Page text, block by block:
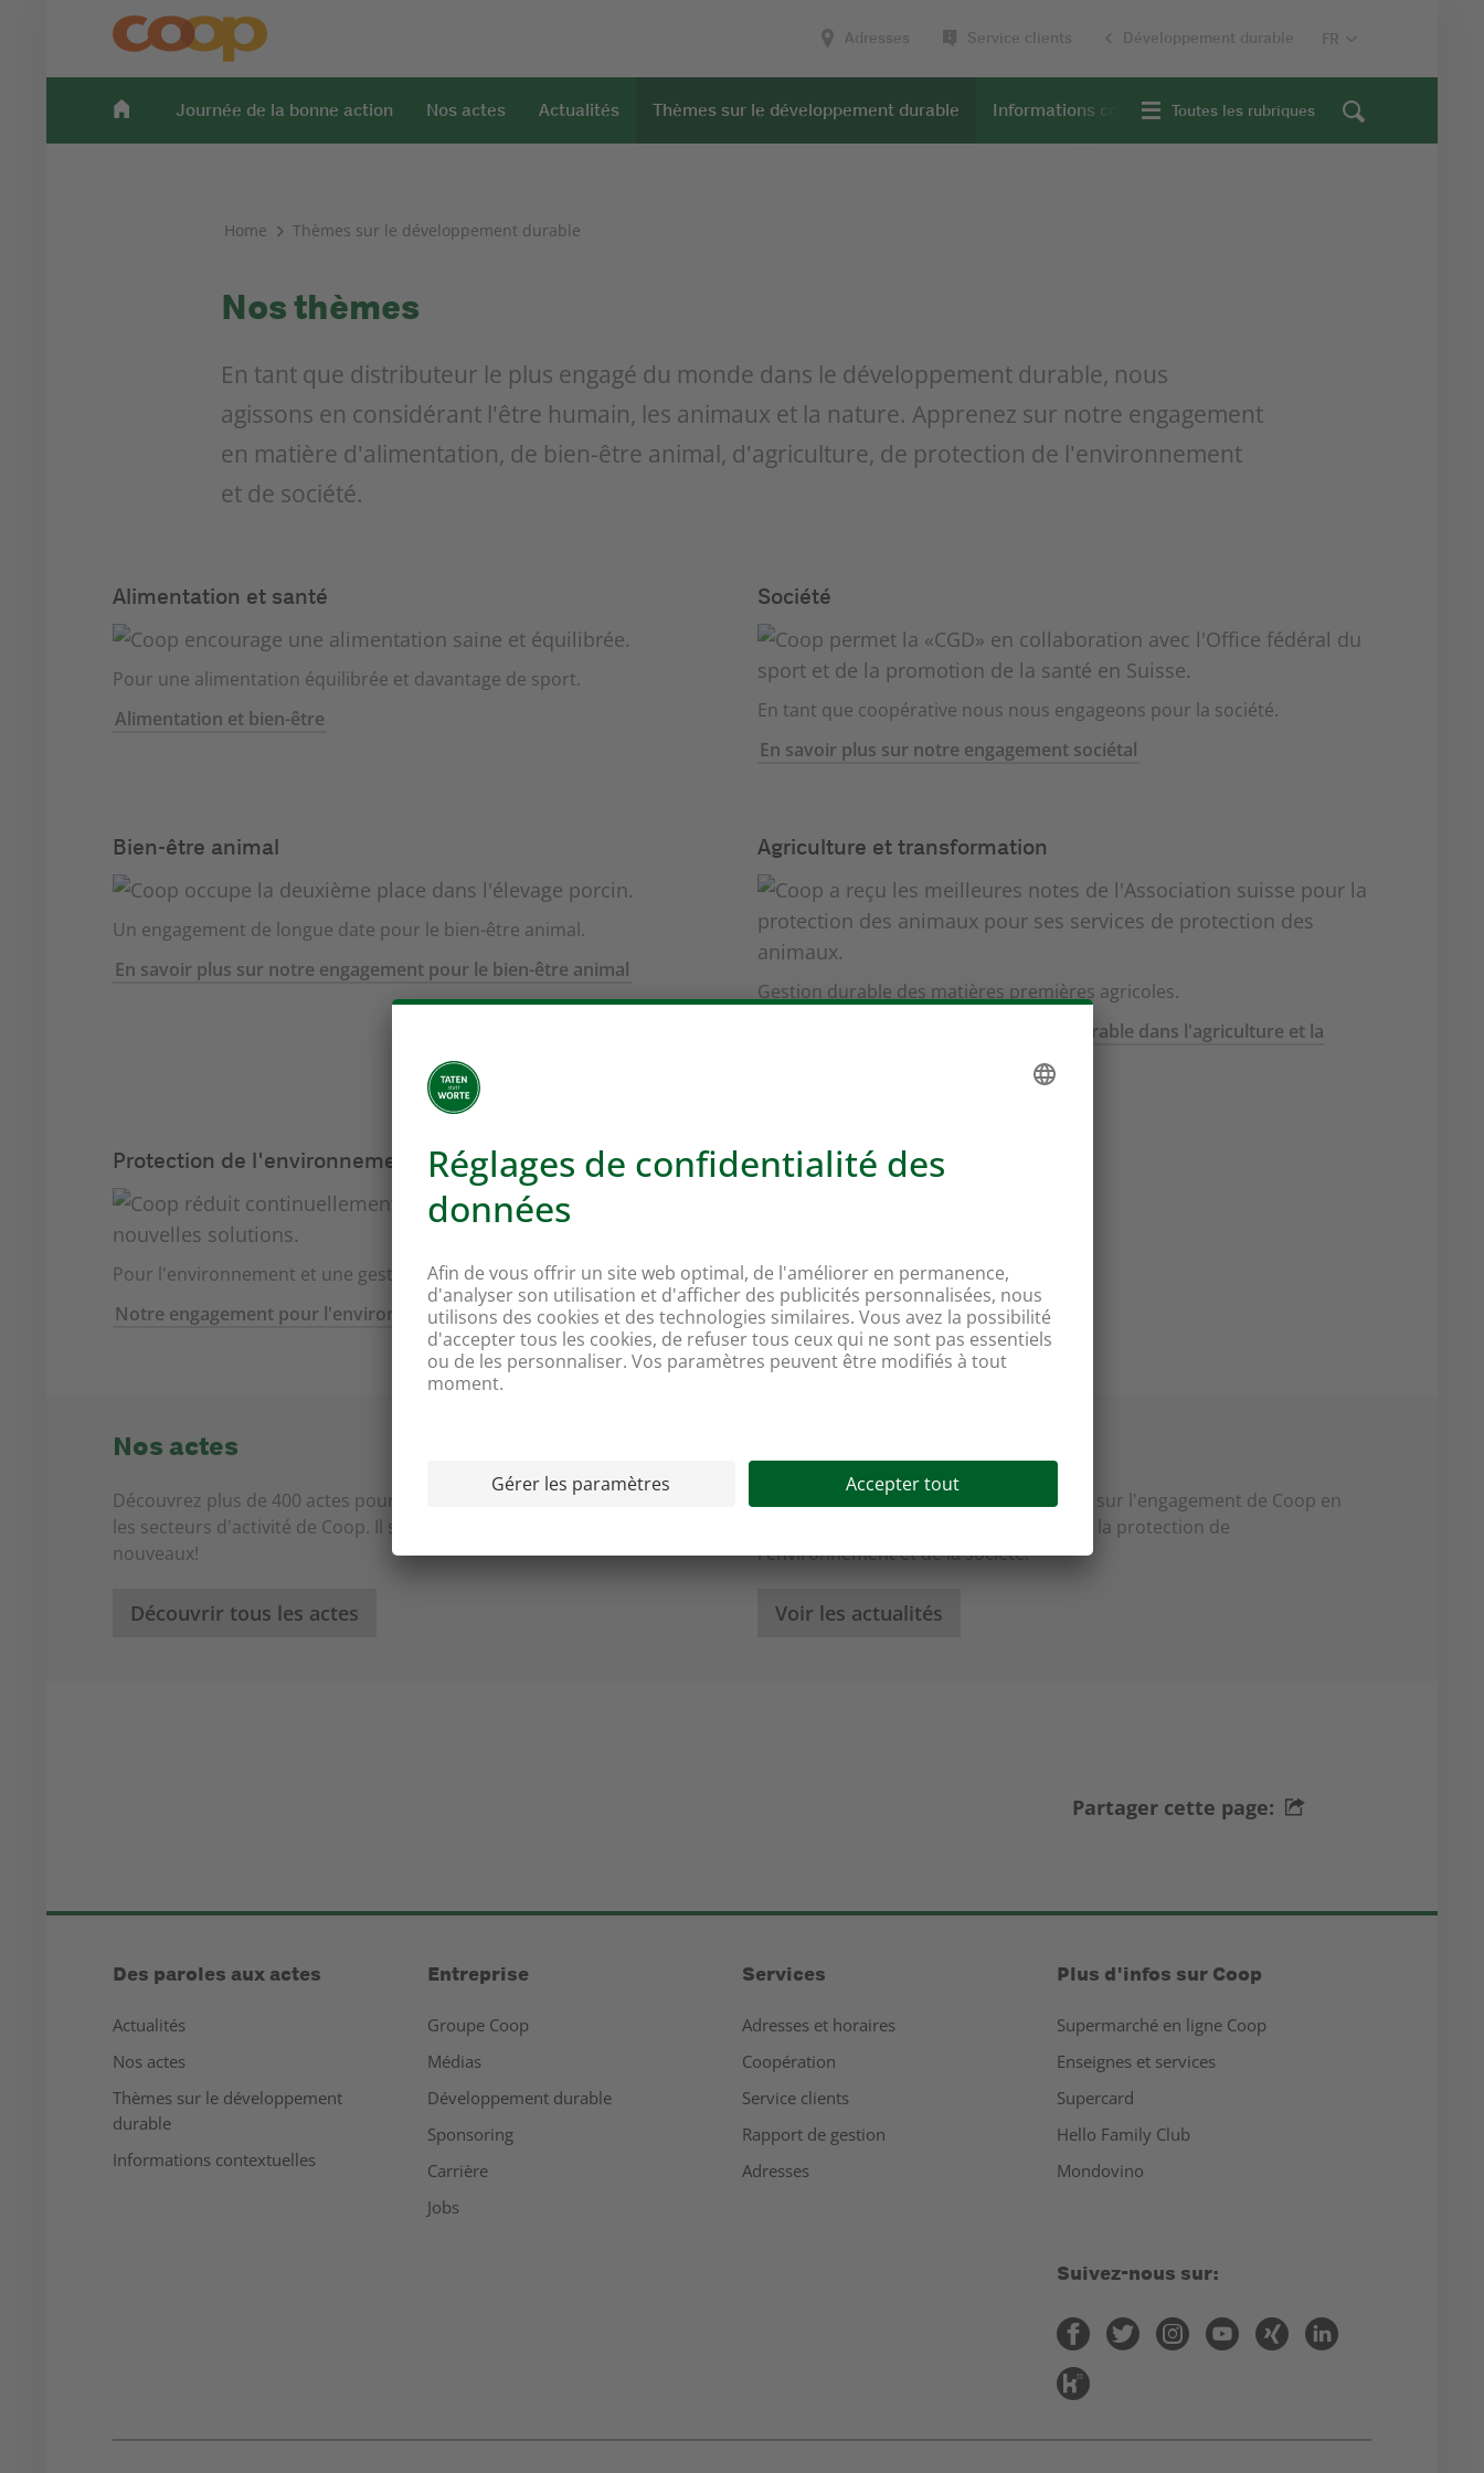
Adresses Service clients Développement durable
Journée de la bonne action Nos actes Actualités Thèmes sur le développement durable Informations contextuellesToutes les rubriques
Home Thèmes sur le développement durable
Nos thèmes
En tant que distributeur le plus engagé du monde dans le développement durable, nous
agissons en considérant l'être humain, les animaux et la nature. Apprenez sur notre engagement
en matière d'alimentation, de bien-être animal, d'agriculture, de protection de l'environnement
et de société.
Alimentation et santé
Pour une alimentation équilibrée et davantage de sport.
Alimentation et bien-être
Société
En tant que coopérative nous nous engageons pour la société.
En savoir plus sur notre engagement sociétal
Bien-être animal
Un engagement de longue date pour le bien-être animal.
En savoir plus sur notre engagement pour le bien-être animal
Agriculture et transformation
Gestion durable des matières premières agricoles.
En savoir plus sur le développement durable dans l'agriculture et la
Protection de l'environnement
Pour l'environnement et une gestion durable de l'énergie.
Notre engagement pour l'environnement
Nos actes
Découvrez plus de 400 actes pour un monde plus durable, issus de tous
les secteurs d'activité de Coop. Il s'en ajoute en permanence de
nouveaux!
Découvrir tous les actes
Des actualités, des vidéos et des articles sur l'engagement de Coop en
faveur d'une consommation durable, de la protection de
l'environnement et de la société.
Voir les actualités
Partager cette page:
Des paroles aux actes
Actualités
Nos actes
Thèmes sur le développement
durable
Informations contextuelles
Entreprise
Groupe Coop
Médias
Développement durable
Sponsoring
Carrière
Jobs
Services
Adresses et horaires
Coopération
Service clients
Rapport de gestion
Adresses
Plus d'infos sur Coop
Supermarché en ligne Coop
Enseignes et services
Supercard
Hello Family Club
Mondovino
Suivez-nous sur: